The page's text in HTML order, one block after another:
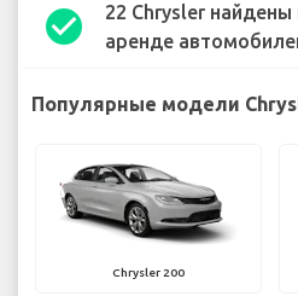
check_circle
22 Chrysler
аренде
Популярные модели
Chrysler 200